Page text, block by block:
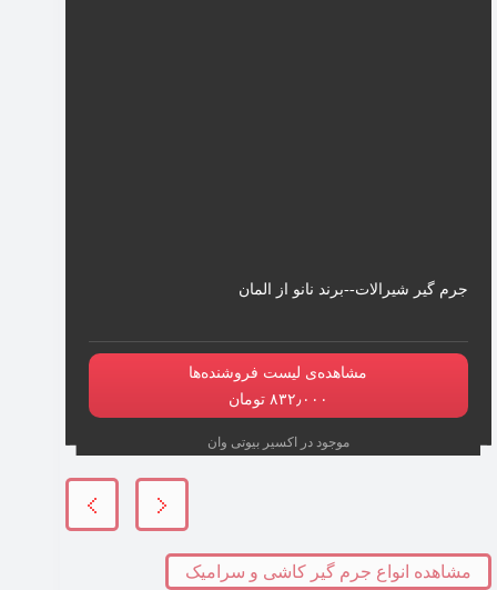
جرم گیر شیرالات--برند نانو از المان
مشاهده‌ی لیست فروشنده‌ها
۸۳۲٫۰۰۰ تومان
موجود در اکسیر بیوتی وان
مشاهده انواع جرم گیر کاشی و سرامیک